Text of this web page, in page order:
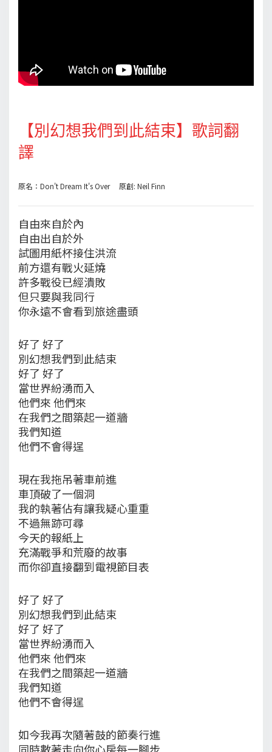
【別幻想我們到此結束】歌詞翻
譯
原名：Don't Dream It's Over 原創: Neil Finn
自由來自於內
自由出自於外
試圖用紙杯接住洪流
前方還有戰火延燒
許多戰役已經潰敗
但只要與我同行
你永遠不會看到旅途盡頭
好了 好了
別幻想我們到此結束
好了 好了
當世界紛湧而入
他們來 他們來
在我們之間築起一道牆
我們知道
他們不會得逞
現在我拖吊著車前進
車頂破了一個洞
我的執著佔有讓我疑心重重
不過無跡可尋
今天的報紙上
充滿戰爭和荒廢的故事
而你卻直接翻到電視節目表
好了 好了
別幻想我們到此結束
好了 好了
當世界紛湧而入
他們來 他們來
在我們之間築起一道牆
我們知道
他們不會得逞
如今我再次隨著鼓的節奏行進